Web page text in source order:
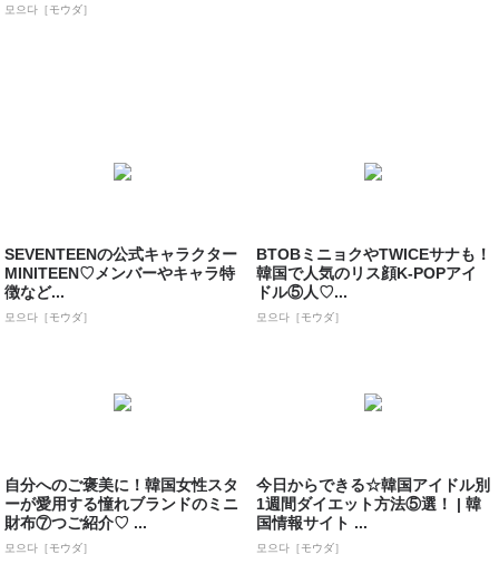
모으다［モウダ］
SEVENTEENの公式キャラクター
MINITEEN♡メンバーやキャラ特
徴など...
모으다［モウダ］
BTOBミニョクやTWICEサナも！
韓国で人気のリス顔K-POPアイ
ドル⑤人♡...
모으다［モウダ］
自分へのご褒美に！韓国女性スタ
ーが愛用する憧れブランドのミニ
財布⑦つご紹介♡ ...
모으다［モウダ］
今日からできる☆韓国アイドル別
1週間ダイエット方法⑤選！ | 韓
国情報サイト ...
모으다［モウダ］